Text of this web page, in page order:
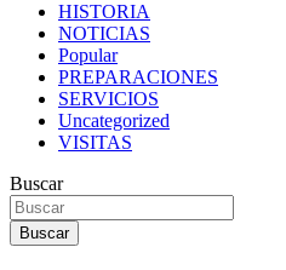
HISTORIA
NOTICIAS
Popular
PREPARACIONES
SERVICIOS
Uncategorized
VISITAS
Buscar
Buscar